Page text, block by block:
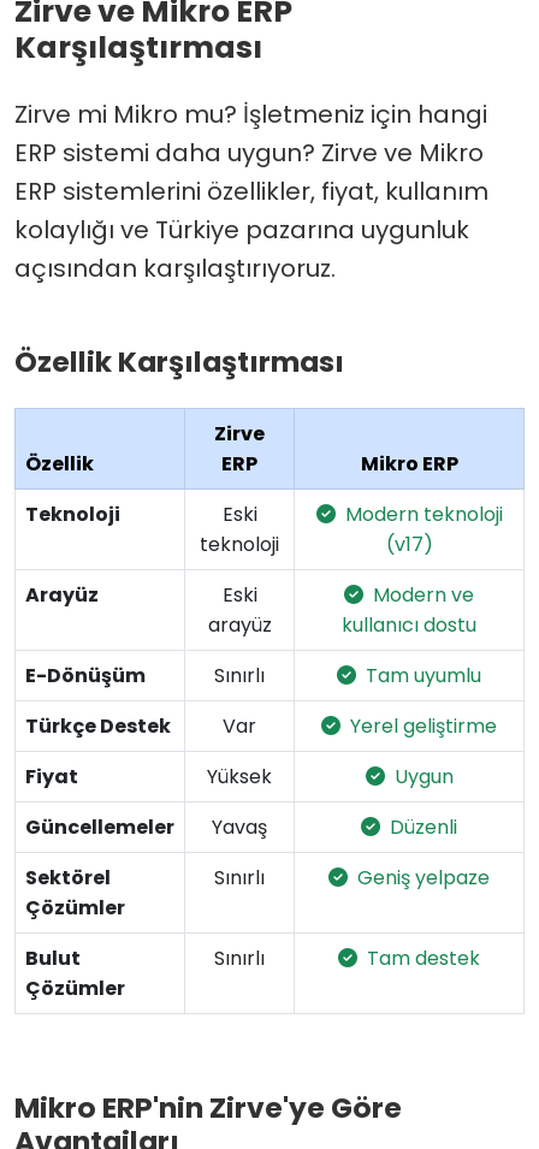
Zirve ve Mikro ERP
Karşılaştırması
Zirve mi Mikro mu? İşletmeniz için hangi
ERP sistemi daha uygun? Zirve ve Mikro
ERP sistemlerini özellikler, fiyat, kullanım
kolaylığı ve Türkiye pazarına uygunluk
açısından karşılaştırıyoruz.
Özellik Karşılaştırması
Özellik
Zirve
ERP
Mikro ERP
Teknoloji
Eski
teknoloji
Modern teknoloji
(v17)
Arayüz
Eski
arayüz
Modern ve
kullanıcı dostu
E-Dönüşüm
Sınırlı
Tam uyumlu
Türkçe Destek
Var
Yerel geliştirme
Fiyat
Yüksek
Uygun
Güncellemeler
Yavaş
Düzenli
Sektörel
Çözümler
Sınırlı Geniş yelpaze
Bulut
Çözümler
Sınırlı Tam destek
Mikro ERP'nin Zirve'ye Göre